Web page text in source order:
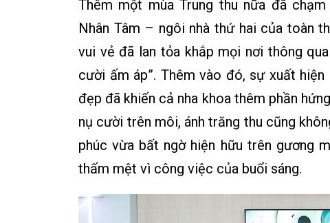
Thêm một mùa Trung thu nữa đã
Nhân Tâm – ngôi nhà thứ hai của toàn
vui vẻ đã lan tỏa khắp mọi nơi thông
cười ấm áp”. Thêm vào đó, sự xuất
đẹp đã khiến cả nha khoa thêm phần
nụ cười trên môi, ánh trăng thu cũng
phúc vừa bất ngờ hiện hữu trên gương
thấm mệt vì công việc của buổi sáng.